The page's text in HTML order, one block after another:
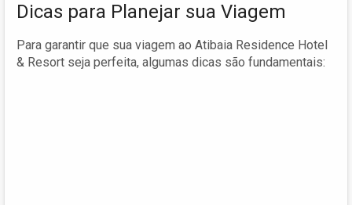
Dicas para Planejar sua Viagem
Para garantir que sua viagem ao Atibaia Residence Hotel
& Resort seja perfeita, algumas dicas são fundamentais: